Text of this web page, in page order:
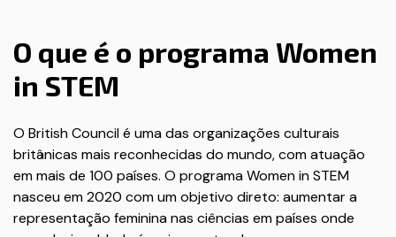
O que é o programa Women
in STEM
O British Council é uma das organizações culturais
britânicas mais reconhecidas do mundo, com atuação
em mais de 100 países. O programa Women in STEM
nasceu em 2020 com um objetivo direto: aumentar a
representação feminina nas ciências em países onde